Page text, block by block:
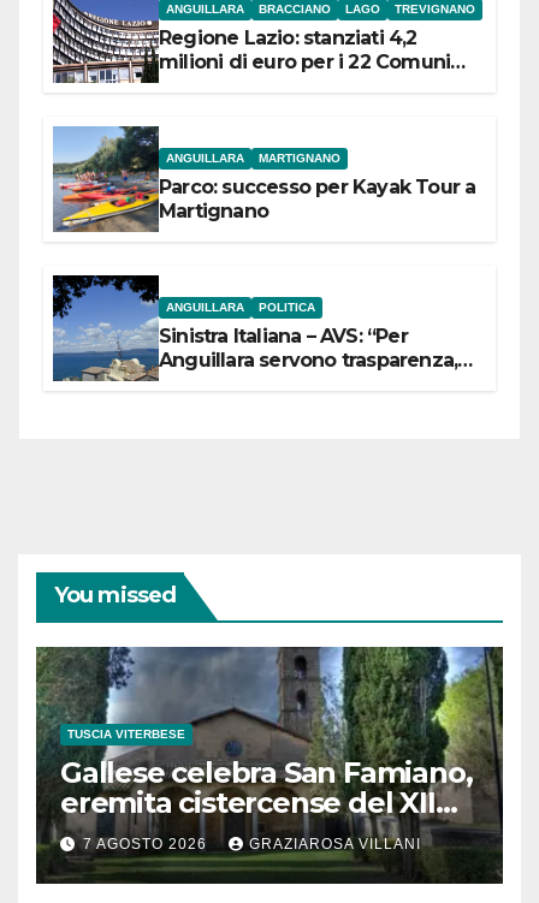
ANGUILLARA BRACCIANO LAGO TREVIGNANO
Regione Lazio: stanziati 4,2
milioni di euro per i 22 Comuni
ANGUILLARA MARTIGNANO
Parco: successo per Kayak Tour a
Martignano
ANGUILLARA POLITICA
Sinistra Italiana – AVS: “Per
Anguillara servono trasparenza,
You missed
TUSCIA VITERBESE
Gallese celebra San Famiano,
eremita cistercense del XII
secolo
7 AGOSTO 2026 GRAZIAROSA VILLANI